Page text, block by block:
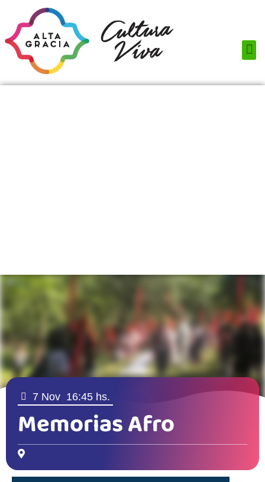
7 Nov 16:45 hs.
Memorias Afro